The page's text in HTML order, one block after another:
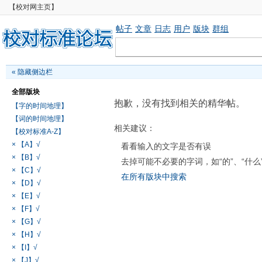
【校对网主页】
帖子 文章 日志 用户 版块 群组
« 隐藏侧边栏
全部版块
【字的时间地理】
【词的时间地理】
【校对标准A-Z】
× 【A】√
× 【B】√
× 【C】√
× 【D】√
× 【E】√
× 【F】√
× 【G】√
× 【H】√
× 【I】√
× 【J】√
抱歉，没有找到相关的精华帖。
相关建议：
看看输入的文字是否有误
去掉可能不必要的字词，如“的”、“什么
在所有版块中搜索